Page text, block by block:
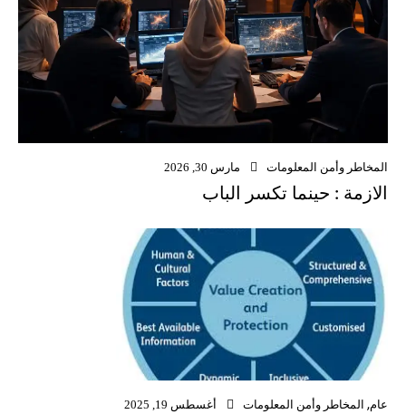
المخاطر وأمن المعلومات مارس 30, 2026
الازمة : حينما تكسر الباب
عام, المخاطر وأمن المعلومات أغسطس 19, 2025